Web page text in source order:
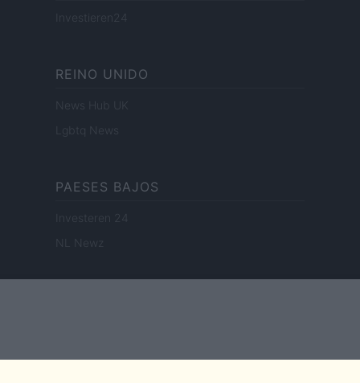
Investieren24
REINO UNIDO
News Hub UK
Lgbtq News
PAESES BAJOS
Investeren 24
NL Newz